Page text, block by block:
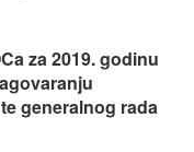
za 2019. godinu
generalnog rada